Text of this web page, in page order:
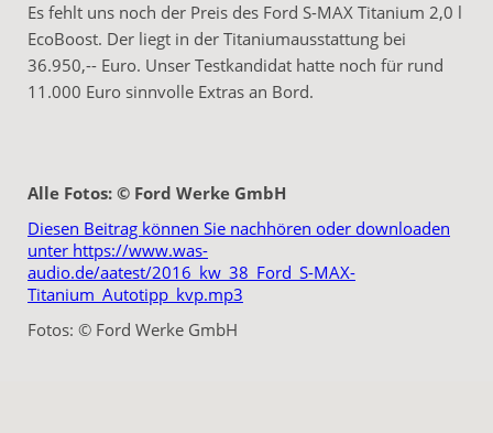
Es fehlt uns noch der Preis des Ford S-MAX Titanium 2,0 l
EcoBoost. Der liegt in der Titaniumausstattung bei
36.950,-- Euro. Unser Testkandidat hatte noch für rund
11.000 Euro sinnvolle Extras an Bord.
Alle Fotos: © Ford Werke GmbH
Diesen Beitrag können Sie nachhören oder downloaden
unter https://www.was-
audio.de/aatest/2016_kw_38_Ford_S-MAX-
Titanium_Autotipp_kvp.mp3
Fotos: © Ford Werke GmbH